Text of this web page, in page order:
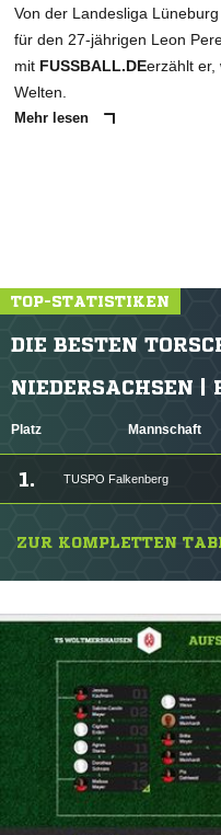
Von der Landesliga
für den 27-jährigen Leon
mit FUSSBALL.DEerzählt er,
Welten.
Mehr lesen
TOP-STATISTIKEN
DIE BESTEN
NIEDERSACHSEN |
Platz Mannschaft
1. TUSPO Falkenberg
ZUR KOMPLETTEN